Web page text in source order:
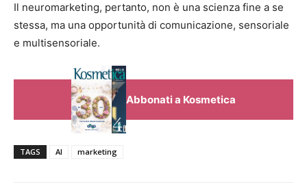
Il neuromarketing, pertanto, non è una scienza fine a se
stessa, ma una opportunità di comunicazione, sensoriale
e multisensoriale.
Abbonati a Kosmetica
TAGS AI marketing